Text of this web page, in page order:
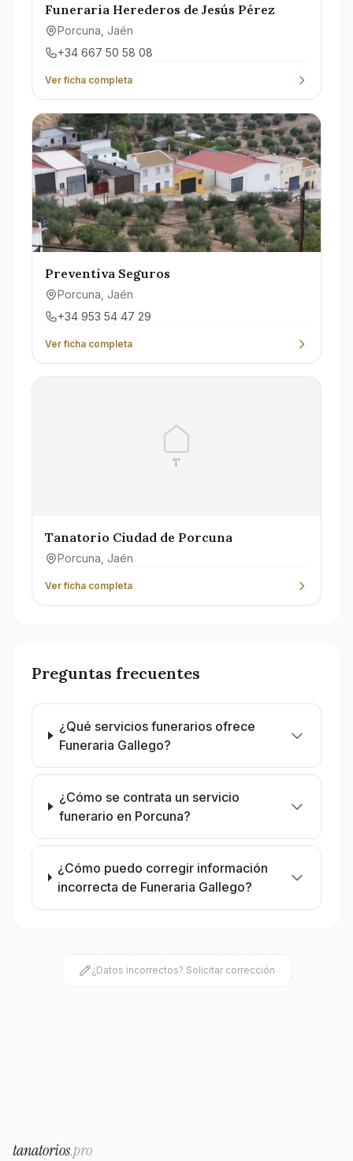
Funeraria Herederos de Jesús Pérez
Porcuna , Jaén
+34 667 50 58 08
Ver ficha completa
Preventiva Seguros
Porcuna , Jaén
+34 953 54 47 29
Ver ficha completa
T
Tanatorio Ciudad de Porcuna
Porcuna , Jaén
Ver ficha completa
Preguntas frecuentes
¿Qué servicios funerarios ofrece
Funeraria Gallego?
¿Cómo se contrata un servicio
funerario en Porcuna?
¿Cómo puedo corregir información
incorrecta de Funeraria Gallego?
¿Datos incorrectos? Solicitar corrección
tanatorios.pro